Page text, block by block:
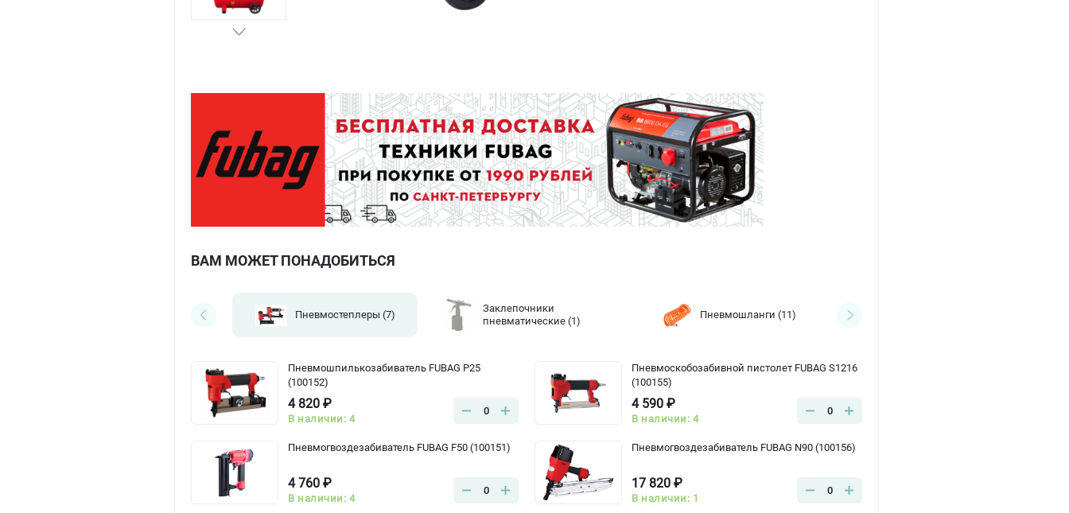
ВАМ МОЖЕТ ПОНАДОБИТЬСЯ
Пневмостеплеры (7)
Заклепочники
пневматические (1)
Пневмошланги (11)
Пневмошпилькозабиватель FUBAG P25
(100152)
4 820 ₽
В наличии: 4
0
Пневмоскобозабивной пистолет FUBAG S1216
(100155)
4 590 ₽
В наличии: 4
0
Пневмогвоздезабиватель FUBAG F50 (100151)
4 760 ₽
В наличии: 4
0
Пневмогвоздезабиватель FUBAG N90 (100156)
17 820 ₽
В наличии: 1
0